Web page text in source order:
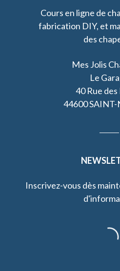
Cours en ligne de
fabrication DIY, et
des
Mes Jolis
Le
40 Rue des
44600
Inscrivez-vous dès